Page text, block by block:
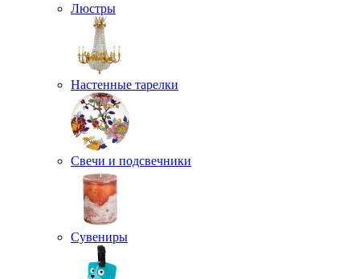
Люстры
Настенные тарелки
Свечи и подсвечники
Сувениры